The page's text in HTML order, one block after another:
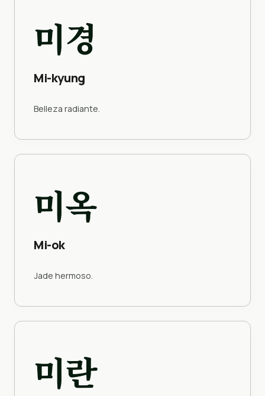
미경
Mi-kyung
Belleza radiante.
미옥
Mi-ok
Jade hermoso.
미란